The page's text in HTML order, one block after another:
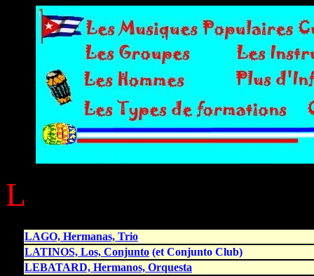
L
LAGO, Hermanas, Trio
LATINOS, Los, Conjunto (et Conjunto Club)
LEBATARD, Hermanos, Orquesta